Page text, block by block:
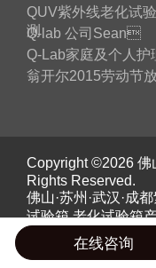
QUV紫外线老化试
测
Q-lab 公司Sean
Q-Lab家庭及个人护
翁开尔2015劳动节
Copyright ©2026 佛
Rights Reserved.
佛山·苏州·武汉·成
试验箱,老化试验箱
《工业和信息化部
粤公网安备
在线咨询